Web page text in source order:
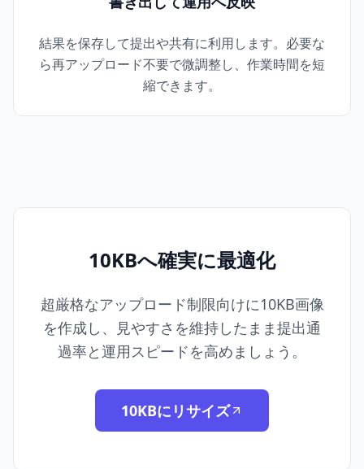
結果を保存して提出や共有に利用します。必要な
ら再アップロード不要で微調整し、作業時間を短
縮できます。
10KBへ確実に最適化
超厳格なアップロード制限向けに10KB画像
を作成し、見やすさを維持したまま提出通
過率と運用スピードを高めましょう。
10KBにリサイズ